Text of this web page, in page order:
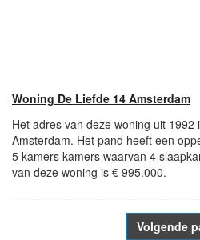
Woning De Liefde 14 Amsterdam
Het adres van deze woning uit 1992
Amsterdam. Het pand heeft een
5 kamers kamers waarvan 4
van deze woning is € 995.000.
Volgende